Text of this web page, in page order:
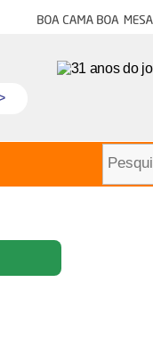
Boa cama boa mesa